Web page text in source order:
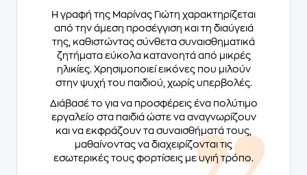
Η γραφή της Μαρίνας Γιώτη χαρακτηρίζεται
από την άμεση προσέγγιση και τη διαύγειά
της, καθιστώντας σύνθετα συναισθηματικά
ζητήματα εύκολα κατανοητά από μικρές
ηλικίες. Χρησιμοποιεί εικόνες που μιλούν
στην ψυχή του παιδιού, χωρίς υπερβολές.
Διάβασέ το για να προσφέρεις ένα πολύτιμο
εργαλείο στα παιδιά ώστε να αναγνωρίζουν
και να εκφράζουν τα συναισθήματά τους,
μαθαίνοντας να διαχειρίζονται τις
εσωτερικές τους φορτίσεις με υγιή τρόπο.